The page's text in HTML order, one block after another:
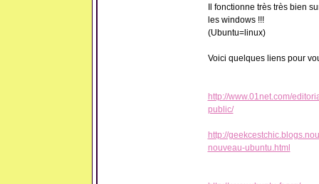
Il fonctionne très très bien
les windows !!!
(Ubuntu=linux)
Voici quelques liens pour
http://www.01net.com/
public/
http://
nouveau-ubuntu.html